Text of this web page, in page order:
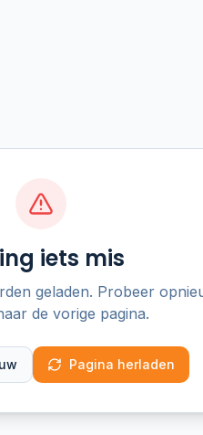
iets mis
geladen. Probeer
de vorige pagina.
Pagina herladen